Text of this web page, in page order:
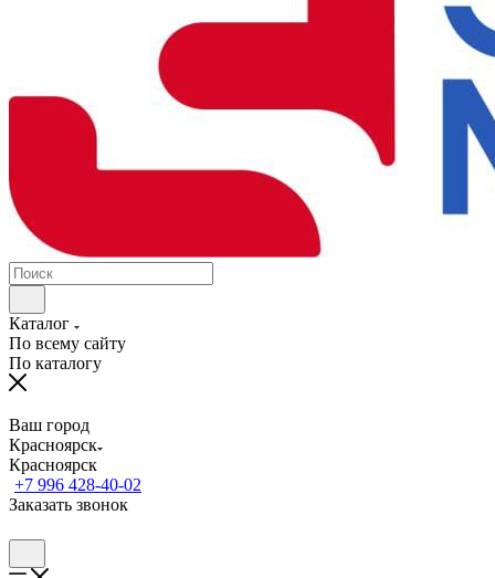
Каталог
По всему сайту
По каталогу
Ваш город
Красноярск
Красноярск
+7 996 428-40-02
Заказать звонок